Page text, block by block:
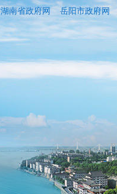
湖南省政府网 岳阳市政府网